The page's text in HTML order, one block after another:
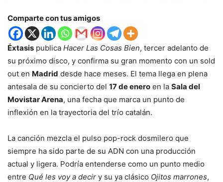
Comparte con tus amigos
Éxtasis publica Hacer Las Cosas Bien, tercer adelanto de
su próximo disco, y confirma su gran momento con un sold
out en Madrid desde hace meses. El tema llega en plena
antesala de su concierto del 17 de enero en la Sala del
Movistar Arena, una fecha que marca un punto de
inflexión en la trayectoria del trío catalán.
La canción mezcla el pulso pop-rock dosmilero que
siempre ha sido parte de su ADN con una producción
actual y ligera. Podría entenderse como un punto medio
entre Qué les voy a decir y su ya clásico Ojitos marrones,